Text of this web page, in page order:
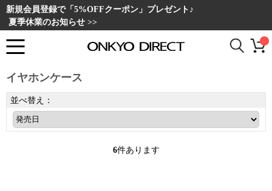
新規会員登録で「5%OFFクーポン」プレゼント♪
夏季休業のお知らせ >>
イヤホンケース
並べ替え：
6件あります